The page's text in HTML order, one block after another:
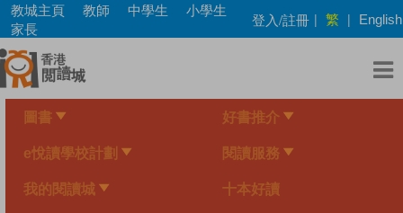
Skip
main
content
教城主頁 教師 中學生
小學生
家長
登入/註冊 | 繁 | English
圖書 好書推介
e悅讀學校計劃 閱讀服務
我的閱讀城 十本好讀